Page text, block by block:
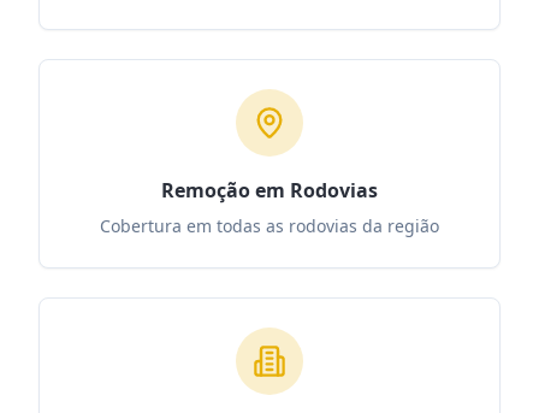
Remoção em Rodovias
Cobertura em todas as rodovias da região